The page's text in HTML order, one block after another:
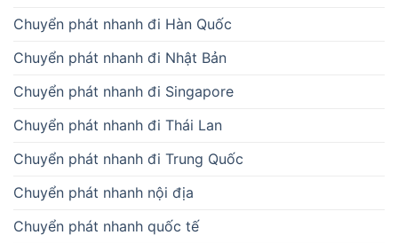
Chuyển phát nhanh đi Hàn Quốc
Chuyển phát nhanh đi Nhật Bản
Chuyển phát nhanh đi Singapore
Chuyển phát nhanh đi Thái Lan
Chuyển phát nhanh đi Trung Quốc
Chuyển phát nhanh nội địa
Chuyển phát nhanh quốc tế